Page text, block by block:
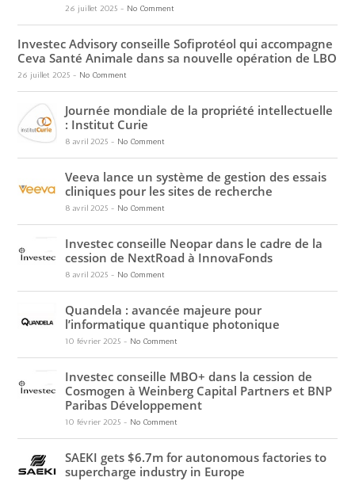
26 juillet 2025- No Comment
Investec Advisory conseille Sofiprotéol qui accompagne
Ceva Santé Animale dans sa nouvelle opération de LBO
26 juillet 2025- No Comment
Journée mondiale de la propriété intellectuelle
: Institut Curie
8 avril 2025- No Comment
Veeva lance un système de gestion des essais
cliniques pour les sites de recherche
8 avril 2025- No Comment
Investec conseille Neopar dans le cadre de la
cession de NextRoad à InnovaFonds
8 avril 2025- No Comment
Quandela : avancée majeure pour
l’informatique quantique photonique
10 février 2025- No Comment
Investec conseille MBO+ dans la cession de
Cosmogen à Weinberg Capital Partners et BNP
Paribas Développement
10 février 2025- No Comment
SAEKI gets $6.7m for autonomous factories to
supercharge industry in Europe